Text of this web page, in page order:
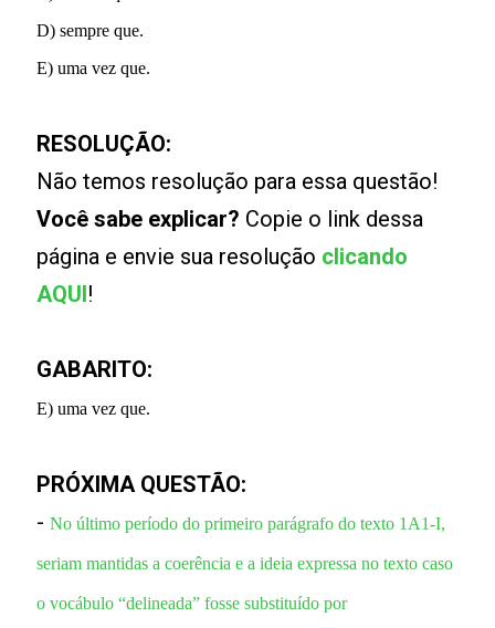
D) sempre que.
E) uma vez que.
RESOLUÇÃO:
Não temos resolução para essa questão!
Você sabe explicar? Copie o link dessa
página e envie sua resolução clicando
AQUI!
GABARITO:
E) uma vez que.
PRÓXIMA QUESTÃO:
-No último período do primeiro parágrafo do texto 1A1-I,
seriam mantidas a coerência e a ideia expressa no texto caso
o vocábulo “delineada” fosse substituído por